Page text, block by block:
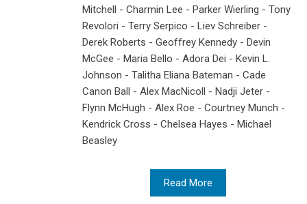
Mitchell - Charmin Lee - Parker Wierling - Tony
Revolori - Terry Serpico - Liev Schreiber -
Derek Roberts - Geoffrey Kennedy - Devin
McGee - Maria Bello - Adora Dei - Kevin L.
Johnson - Talitha Eliana Bateman - Cade
Canon Ball - Alex MacNicoll - Nadji Jeter -
Flynn McHugh - Alex Roe - Courtney Munch -
Kendrick Cross - Chelsea Hayes - Michael
Beasley
Read More